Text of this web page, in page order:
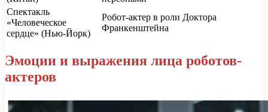
Спектакль
«Человеческое
сердце» (Нью-Йорк)
Робот-актер в роли Доктора
Франкенштейна
Эмоции и выражения лица роботов-
актеров